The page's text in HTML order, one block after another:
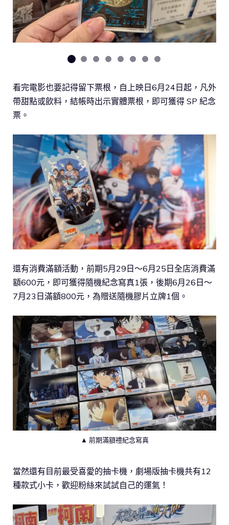
看完電影也要記得留下票根，自上映日6月24日起，凡外
帶甜點或飲料，結帳時出示實體票根，即可獲得 SP 紀念
票。
還有消費滿額活動，前期5月29日～6月25日全店消費滿
額600元，即可獲得隨機紀念寫真1張，後期6月26日～
7月23日滿額800元，為贈送隨機膠片立牌1個。
▲ 前期滿額禮紀念寫真
當然還有目前最受喜愛的抽卡機，劇場版抽卡機共有12
種款式小卡，歡迎粉絲來試試自己的運氣！